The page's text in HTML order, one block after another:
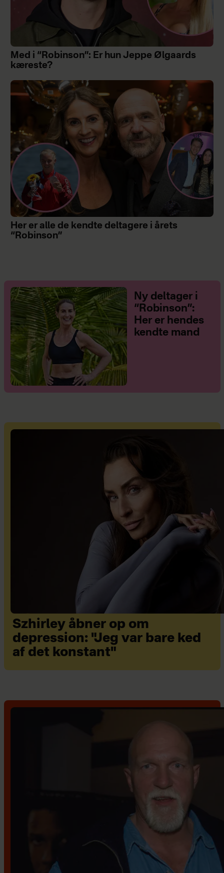
Med i “Robinson”: Er hun Jeppe Ølgaards
kæreste?
Her er alle de kendte deltagere i årets
“Robinson”
Ny deltager i
“Robinson”:
Her er hendes
kendte mand
Szhirley åbner op om
depression: "Jeg var bare ked
af det konstant"